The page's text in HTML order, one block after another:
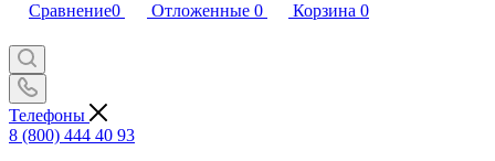
Сравнение0 Отложенные 0 Корзина 0
Телефоны
8 (800) 444 40 93